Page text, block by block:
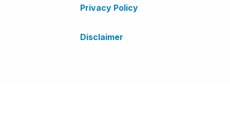
Privacy Policy
Disclaimer